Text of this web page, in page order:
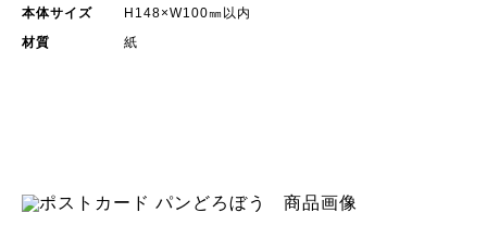
本体サイズ
H148×W100㎜以内
材質
紙